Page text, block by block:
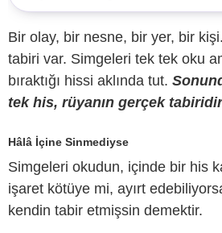
Bir olay, bir nesne, bir yer, bir
tabiri var. Simgeleri tek tek oku
bıraktığı hissi aklında tut.
tek his, rüyanın gerçek
Hâlâ İçine Sinmediyse
Simgeleri okudun, içinde bir his
işaret kötüye mi, ayırt
kendin tabir etmişsin demektir.